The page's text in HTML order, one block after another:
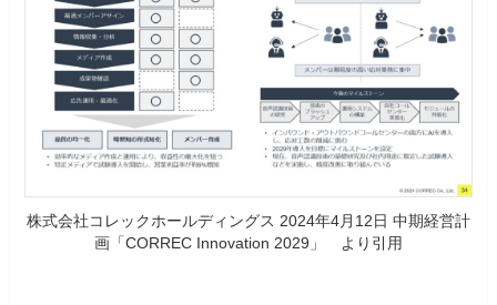
株式会社コレックホールディングス 2024年4月12日 中期経営計
画「CORREC Innovation 2029」 より引用